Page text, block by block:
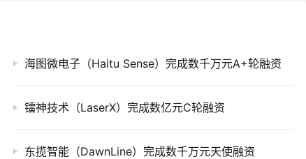
海图微电子（Haitu Sense）完成数千万元A+轮融资
镭神技术（LaserX）完成数亿元C轮融资
东揽智能（DawnLine）完成数千万元天使融资